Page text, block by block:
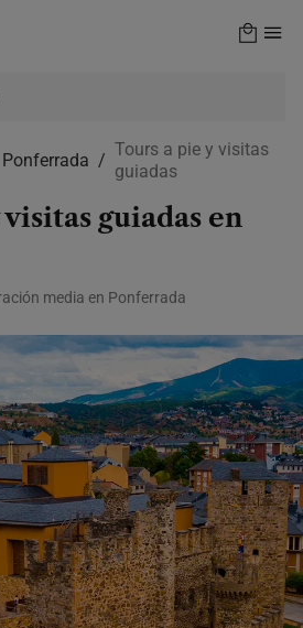
Ponferrada
Tours a pie y visitas
guiadas
guiadas en
media en Ponferrada